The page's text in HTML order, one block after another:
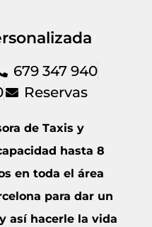
679 347 940
Reservas
de Taxis y
hasta 8
en toda el área
para dar un
así hacerle la vida